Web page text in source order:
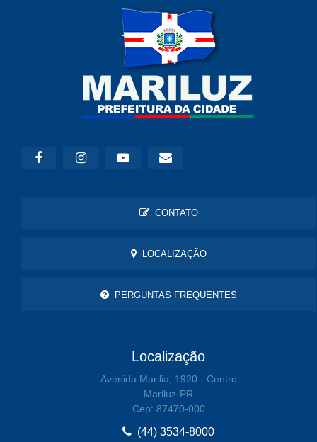
CONTATO
LOCALIZAÇÃO
PERGUNTAS FREQUENTES
Localização
Avenida Marilia, 1920 - Centro
Mariluz-PR
Cep: 87470-000
(44) 3534-8000